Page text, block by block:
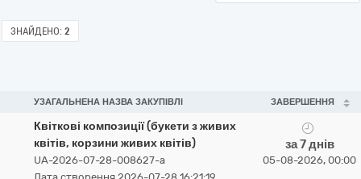
ЗНАЙДЕНО: 2
УЗАГАЛЬНЕНА НАЗВА ЗАКУПІВЛІ ЗАВЕРШЕННЯ
Квіткові композиції (букети з живих
квітів, корзини живих квітів)
UA-2026-07-28-008627-a
за 7 днів
05-08-2026, 00:00